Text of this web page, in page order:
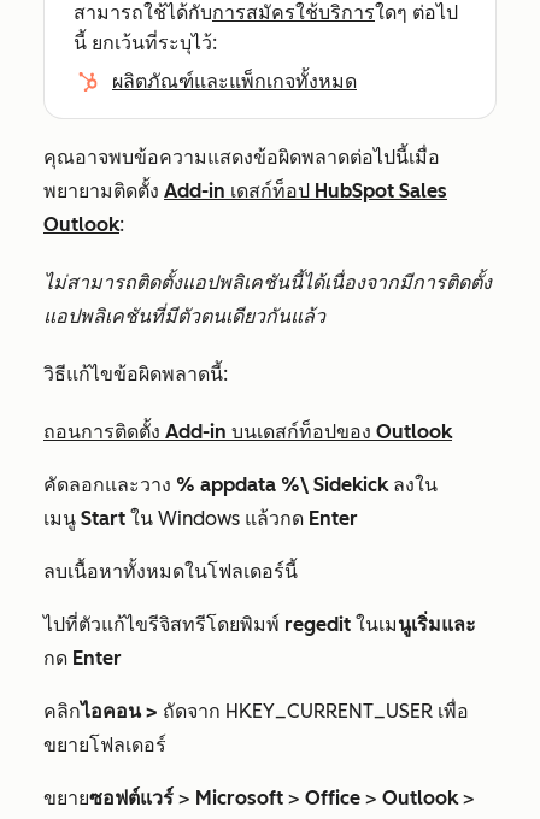
สามารถใช้ได้กับการสมัครใช้บริการใดๆ ต่อไป
นี้ ยกเว้นที่ระบุไว้:
ผลิตภัณฑ์และแพ็กเกจทั้งหมด
คุณอาจพบข้อความแสดงข้อผิดพลาดต่อไปนี้เมื่อ
พยายามติดตั้ง Add-in เดสก์ท็อป HubSpot Sales
Outlook:
ไม่สามารถติดตั้งแอปพลิเคชันนี้ได้เนื่องจากมีการติดตั้ง
แอปพลิเคชันที่มีตัวตนเดียวกันแล้ว
วิธีแก้ไขข้อผิดพลาดนี้:
ถอนการติดตั้ง Add-in บนเดสก์ท็อปของ Outlook
คัดลอกและวาง % appdata %\ Sidekickลงใน
เมนู Start ใน Windows แล้วกด Enter
ลบเนื้อหาทั้งหมดในโฟลเดอร์นี้
ไปที่ตัวแก้ไขรีจิสทรีโดยพิมพ์ regedit ในเมนูเริ่มและ
กด Enter
คลิกไอคอน > ถัดจาก HKEY_CURRENT_USER เพื่อ
ขยายโฟลเดอร์
ขยายซอฟต์แวร์ > Microsoft > Office > Outlook>